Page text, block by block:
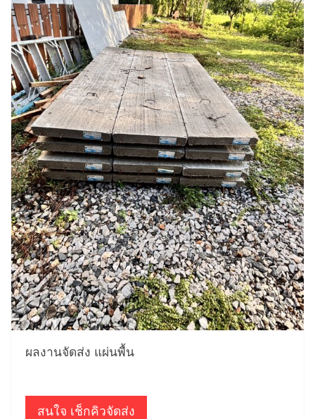
ผลงานจัดส่ง แผ่นพื้น
สนใจ เช็กคิวจัดส่ง